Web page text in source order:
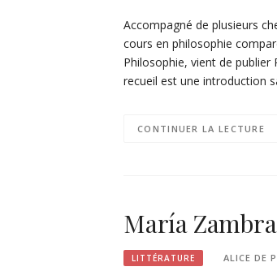
Accompagné de plusieurs
cours en philosophie
Philosophie, vient de publier
recueil est une introduction
CONTINUER LA LECTURE
María
LITTÉRATURE ALICE DE